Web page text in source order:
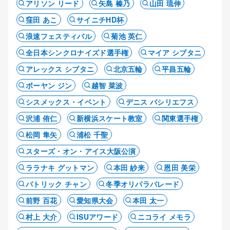
アリソン リード
矢島 榛乃
山田 琉伸
窪田 あこ
サイニチHD杯
浪速フェスティバル
菊池 英仁
全日本シンクロナイズド選手権
マイア シブタニ
アレックス シブタニ
北京五輪
平昌五輪
ボーヤン ジン
越智 菜波
シスメックス・イベント
デニス バシリエフス
沢浦 侑仁
新横浜スケート教室
関東選手権
松岡 隼矢
浦松 千聖
スターズ・オン・アイス大阪公演
ララナキ グットマン
本田 紗来
恩田 美栄
パトリック チャン
冬季オリパラパレード
前野 百花
愛知県大会
本田 太一
村上 大介
ISUアワード
ニコライ メモラ